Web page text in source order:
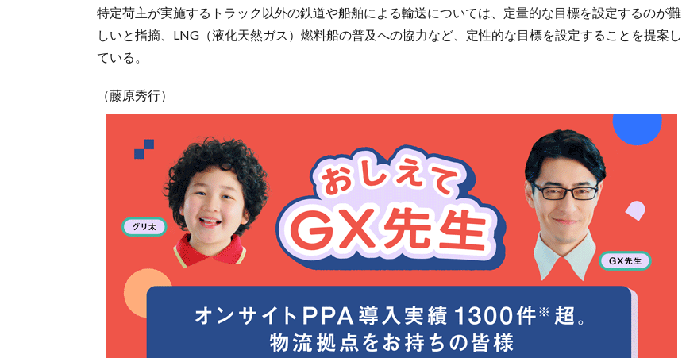
特定荷主が実施するトラック以外の鉄道や船舶による輸送については、定量的な目標を設定するのが難
しいと指摘、LNG（液化天然ガス）燃料船の普及への協力など、定性的な目標を設定することを提案し
ている。
（藤原秀行）